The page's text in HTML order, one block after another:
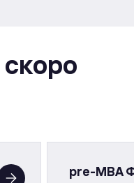
pre-MBA